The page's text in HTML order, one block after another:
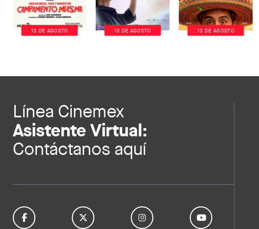
13 DE AGOSTO 13 DE AGOSTO 13 DE AGOSTO
Línea Cinemex
Asistente Virtual:
Contáctanos aquí